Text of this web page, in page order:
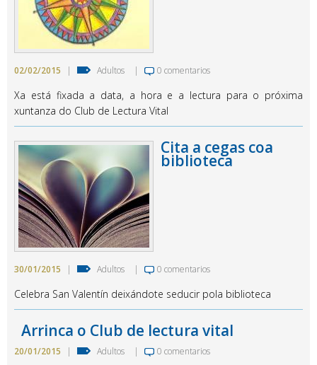
02/02/2015 | Adultos | 0 comentarios
Xa está fixada a data, a hora e a lectura para o próxima
xuntanza do Club de Lectura Vital
Cita a cegas coa
biblioteca
30/01/2015 | Adultos | 0 comentarios
Celebra San Valentín deixándote seducir pola biblioteca
Arrinca o Club de lectura vital
20/01/2015 | Adultos | 0 comentarios